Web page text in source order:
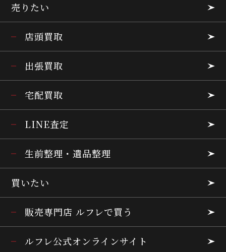
売りたい
店頭買取
出張買取
宅配買取
LINE査定
生前整理・遺品整理
買いたい
販売専門店 ルフレで買う
ルフレ公式オンラインサイト